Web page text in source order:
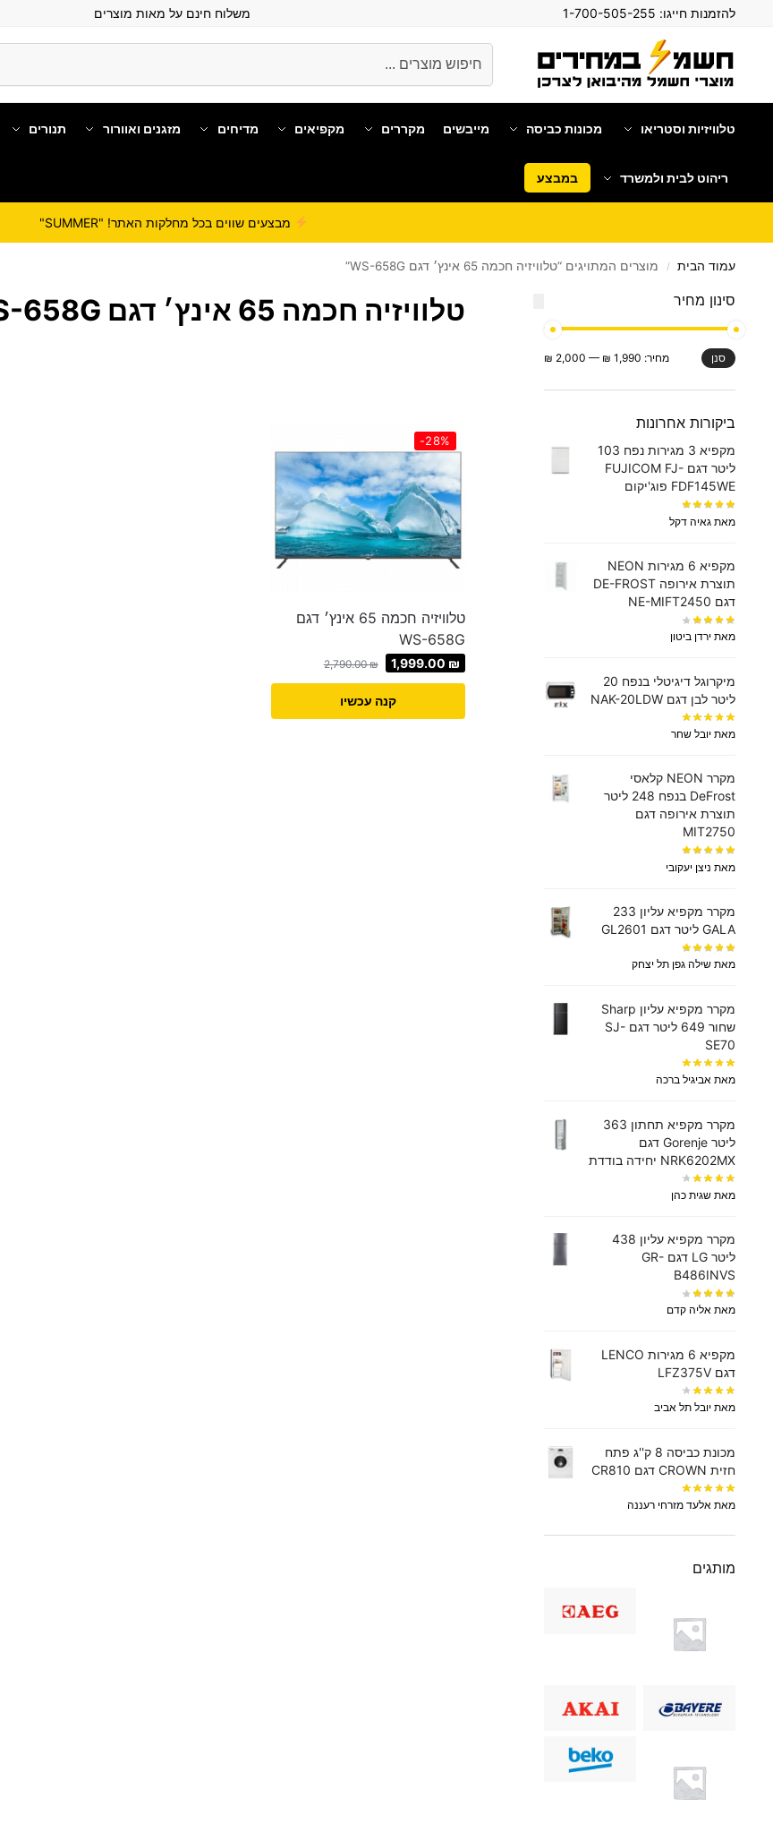
להזמנות חייגו: משלוח חינם על מאות מוצרים
טלוויזיות וסטריאו מכונות כביסה מייבשים מקררים מקפיאים מדיחים מזגנים ואוורור תנורים
ריהוט לבית ולמשרד במבצע
מבצעים שווים בכל מחלקות האתר! "SUMMER"
עמוד הבית / מוצרים המתויגים “טלוויזיה חכמה 65 אינץ׳ דגם WS-658G”
טלוויזיה חכמה 65 אינץ׳ דגם WS-658G
-28%
טלוויזיה חכמה 65 אינץ׳ דגם
WS-658G
2,790.00₪ 1,999.00 ₪
קנה עכשיו
סינון מחיר
סנן מחיר: 1,990 ₪
—
2,000 ₪
ביקורות אחרונות
מקפיא 3 מגירות נפח 103
ליטר דגם FUJICOM FJ-
FDF145WE פוג'יקום
מאת גאיה דקל
מקפיא 6 מגירות NEON
תוצרת אירופה DE-FROST
דגם NE-MIFT2450
מאת ירדן ביטון
מיקרוגל דיגיטלי בנפח 20
ליטר לבן דגם NAK-20LDW
מאת יובל שחר
מקרר NEON קלאסי
DeFrost בנפח 248 ליטר
תוצרת אירופה דגם
MIT2750
מאת ניצן יעקובי
מקרר מקפיא עליון 233
GALA ליטר דגם GL2601
מאת שילה גפן תל יצחק
מקרר מקפיא עליון Sharp
שחור 649 ליטר דגם SJ-
SE70
מאת אביגיל ברכה
מקרר ‏מקפיא תחתון 363
‏ליטר Gorenje דגם
NRK6202MX יחידה בודדת
מאת שגית כהן
מקרר מקפיא עליון 438
‏ליטר LG דגם GR-
B486INVS
מאת אליה קדם
מקפיא 6 מגירות LENCO
דגם LFZ375V
מאת יובל תל אביב
מכונת כביסה 8 ק''ג פתח
חזית CROWN דגם CR810
מאת אלעד מזרחי רעננה
מותגים